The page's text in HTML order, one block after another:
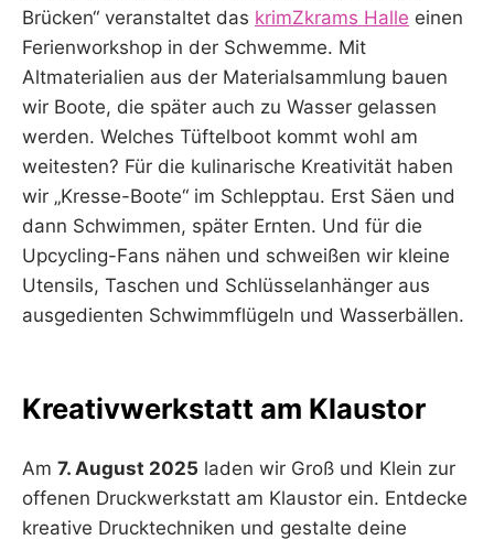
Brücken“ veranstaltet das krimZkrams Halle einen
Ferienworkshop in der Schwemme. Mit
Altmaterialien aus der Materialsammlung bauen
wir Boote, die später auch zu Wasser gelassen
werden. Welches Tüftelboot kommt wohl am
weitesten? Für die kulinarische Kreativität haben
wir „Kresse-Boote“ im Schlepptau. Erst Säen und
dann Schwimmen, später Ernten. Und für die
Upcycling-Fans nähen und schweißen wir kleine
Utensils, Taschen und Schlüsselanhänger aus
ausgedienten Schwimmflügeln und Wasserbällen.
Kreativwerkstatt am Klaustor
Am 7. August 2025 laden wir Groß und Klein zur
offenen Druckwerkstatt am Klaustor ein. Entdecke
kreative Drucktechniken und gestalte deine